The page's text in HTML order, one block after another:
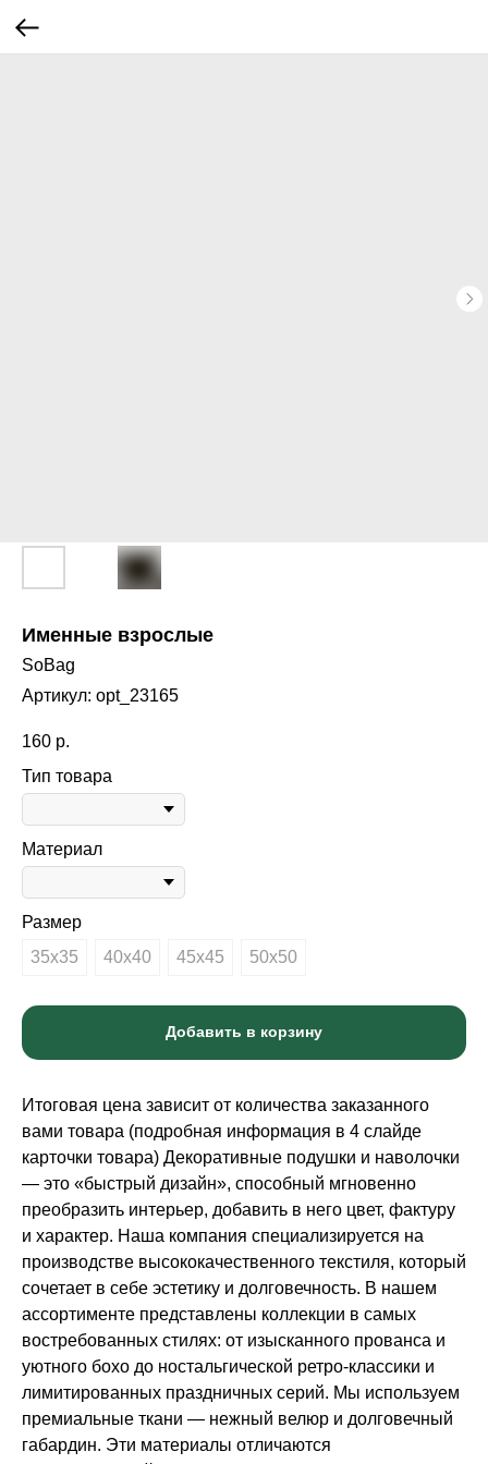
Именные взрослые
SoBag
Артикул: opt_23165
160 р.
Тип товара
Материал
Размер
35х35
40х40 45х45 50х50
Добавить в корзину
Итоговая цена зависит от количества заказанного
вами товара (подробная информация в 4 слайде
карточки товара) Декоративные подушки и наволочки
— это «быстрый дизайн», способный мгновенно
преобразить интерьер, добавить в него цвет, фактуру
и характер. Наша компания специализируется на
производстве высококачественного текстиля, который
сочетает в себе эстетику и долговечность. В нашем
ассортименте представлены коллекции в самых
востребованных стилях: от изысканного прованса и
уютного бохо до ностальгической ретро-классики и
лимитированных праздничных серий. Мы используем
премиальные ткани — нежный велюр и долговечный
габардин. Эти материалы отличаются